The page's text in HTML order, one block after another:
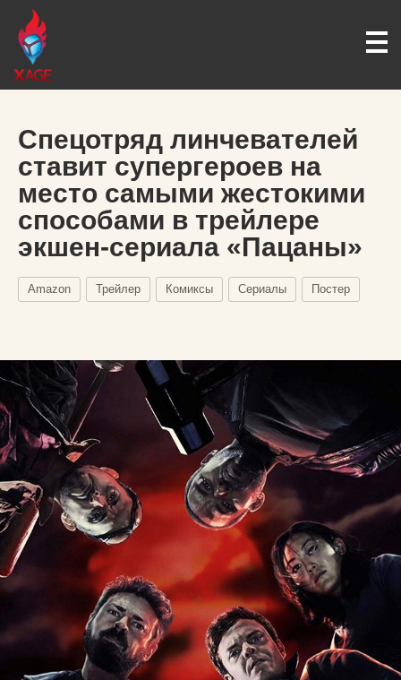
Спецотряд линчевателей
ставит супергероев на
место самыми жестокими
способами в трейлере
экшен-сериала «Пацаны»
Amazon Трейлер Комиксы Сериалы Постер